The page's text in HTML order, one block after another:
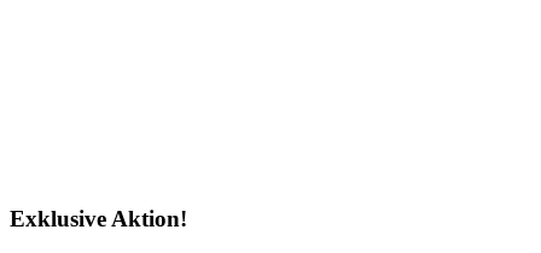
Exklusive Aktion!